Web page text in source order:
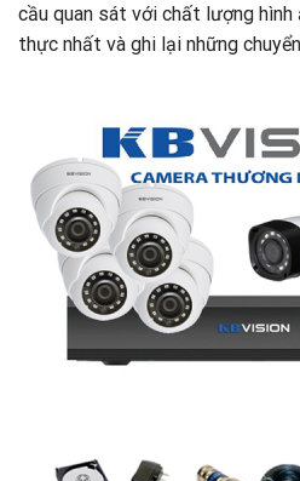
cầu quan sát với chất lượng
thực nhất và ghi lại những